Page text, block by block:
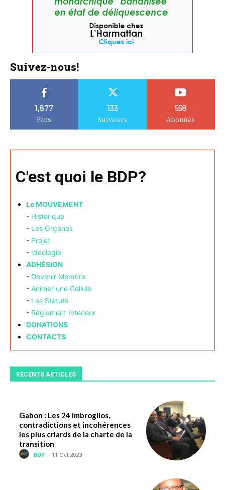
Suivez-nous!
1,877
Fans
133
Suiveurs
558
Abonnés
C'est quoi le BDP?
Le MOUVEMENT
- Historique
- Les Organes
- Projet
- Idéologie
ADHÉSION
- Devenir Membre
- Animer une Cellule
- Les Statuts
- Règlement Intérieur
DONATIONS
CONTACTS
RÉCENTS ARTICLES
Gabon : Les 24 imbroglios,
contradictions et incohérences
les plus criards de la charte de la
transition
BDP - 11 Oct 2023